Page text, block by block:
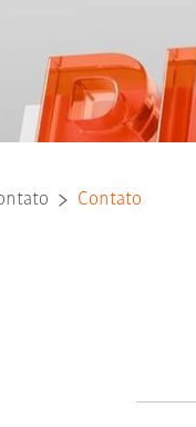
Contato